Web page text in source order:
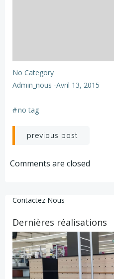
No Category
Admin_nous -Avril 13, 2015
#no tag
Post
navigation
previous post
Comments are closed
Contactez Nous
Dernières réalisations